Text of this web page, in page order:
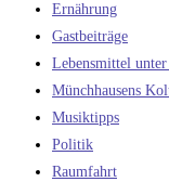
Ernährung
Gastbeiträge
Lebensmittel
Münchhausens
Musiktipps
Politik
Raumfahrt